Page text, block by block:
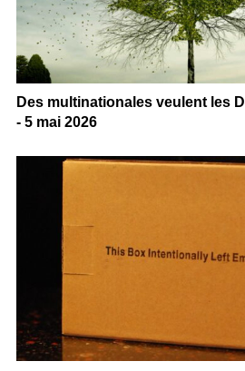
Des multinationales veulent les
- 5 mai 2026